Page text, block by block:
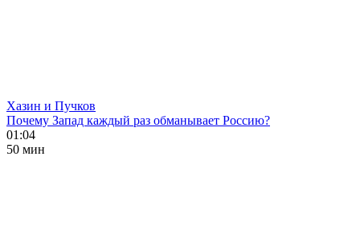
Хазин и Пучков
Почему Запад каждый раз обманывает Россию?
01:04
50 мин